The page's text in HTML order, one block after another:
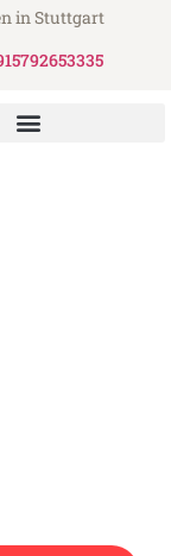
in Stuttgart